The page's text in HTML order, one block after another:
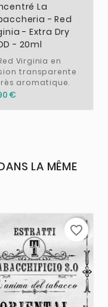
La
- Red
- Extra Dry
- 20ml
Virginia en
transparente
aromatique.
€
LA MÊME
favorite_border